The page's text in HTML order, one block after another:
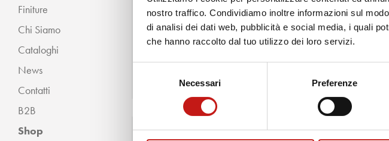
nostro traffico. Condividiamo inoltre informazioni sul
di analisi dei dati web, pubblicità e social media, i quali
che hanno raccolto dal tuo utilizzo dei loro servizi.
Necessari Preferenze
Finiture
Chi Siamo
Cataloghi
News
Contatti
B2B
Shop
« INDIETRO